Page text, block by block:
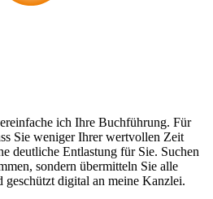
ich Ihre Buchführung. Für
Sie weniger Ihrer wertvollen Zeit
deutliche Entlastung für Sie. Suchen
sondern übermitteln Sie alle
geschützt digital an meine Kanzlei.